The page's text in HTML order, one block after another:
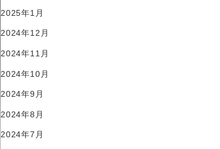
2025年1月
2024年12月
2024年11月
2024年10月
2024年9月
2024年8月
2024年7月